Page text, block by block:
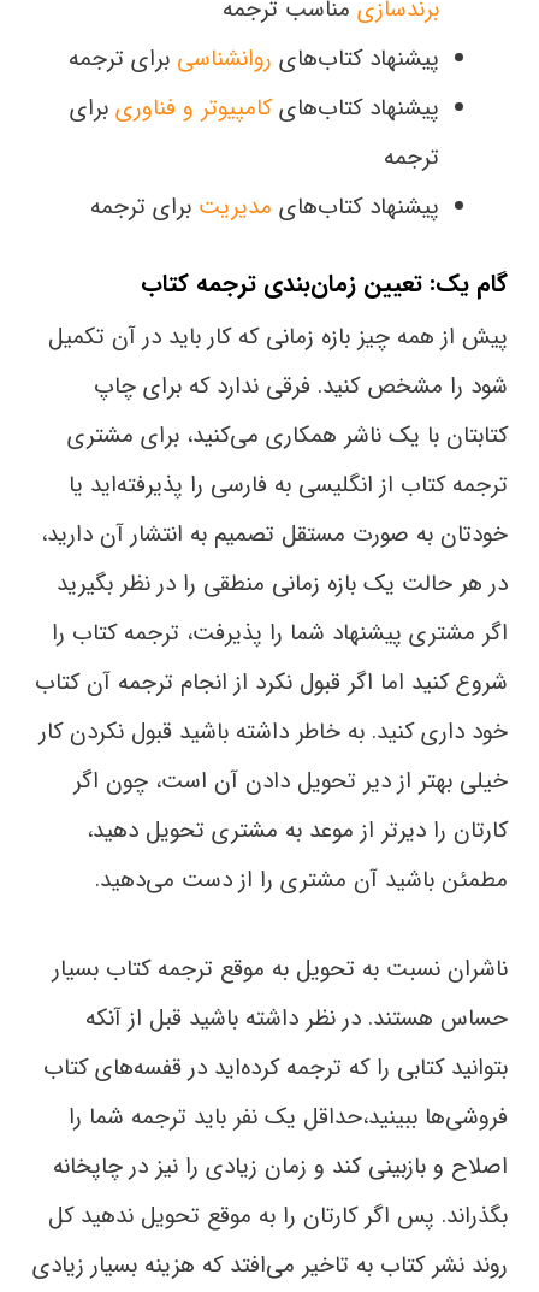
برندسازی مناسب ترجمه
پیشنهاد کتاب‌های روانشناسی برای ترجمه
پیشنهاد کتاب‌هایکامپیوتر و فناوری برای
ترجمه
پیشنهاد کتاب‌های مدیریت برای ترجمه
گام یک: تعیین زمان‌بندی ترجمه کتاب
پیش از همه چیز بازه زمانی که کار باید در آن تکمیل
شود را مشخص کنید. فرقی ندارد که برای چاپ
کتابتان با یک ناشر همکاری می‌کنید، برای مشتری
ترجمه کتاب از انگلیسی به فارسی را پذیرفته‌اید یا
خودتان به صورت مستقل تصمیم به انتشار آن دارید،‌
در هر حالت یک بازه زمانی منطقی را در نظر بگیرید
اگر مشتری پیشنهاد شما را پذیرفت، ترجمه کتاب را
شروع کنید اما اگر قبول نکرد از انجام ترجمه آن کتاب
خود داری کنید. به خاطر داشته باشید قبول نکردن کار
خیلی بهتر از دیر تحویل دادن آن است، چون اگر
کارتان را دیرتر از موعد به مشتری تحویل دهید،‌
مطمئن باشید آن مشتری را از دست می‌دهید.
ناشران نسبت به تحویل به موقع ترجمه کتاب بسیار
حساس هستند. در نظر داشته باشید قبل از آنکه
بتوانید کتابی را که ترجمه کرده‌اید در قفسه‌های کتاب
فروشی‌ها ببینید،‌حداقل یک نفر باید ترجمه شما را
اصلاح و بازبینی کند و زمان زیادی را نیز در چاپخانه
بگذراند. پس اگر کارتان را به موقع تحویل ندهید کل
روند نشر کتاب به تاخیر می‌افتد که هزینه بسیار زیادی